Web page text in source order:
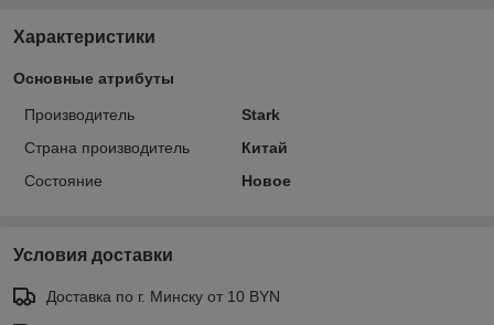
Характеристики
Основные атрибуты
Производитель
Stark
Страна производитель
Китай
Состояние
Новое
Условия доставки
Доставка по г. Минску от 10 BYN